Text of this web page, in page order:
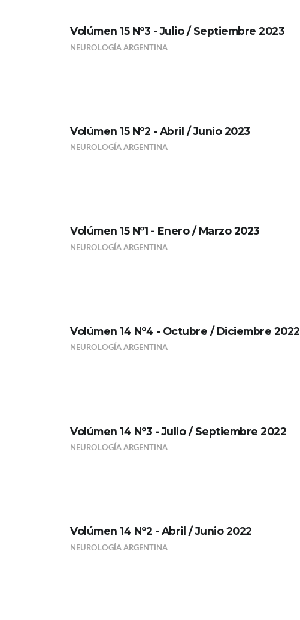
Volúmen 15 Nº3 - Julio / Septiembre 2023
NEUROLOGÍA ARGENTINA
Volúmen 15 Nº2 - Abril / Junio 2023
NEUROLOGÍA ARGENTINA
Volúmen 15 Nº1 - Enero / Marzo 2023
NEUROLOGÍA ARGENTINA
Volúmen 14 Nº4 - Octubre / Diciembre 2022
NEUROLOGÍA ARGENTINA
Volúmen 14 Nº3 - Julio / Septiembre 2022
NEUROLOGÍA ARGENTINA
Volúmen 14 Nº2 - Abril / Junio 2022
NEUROLOGÍA ARGENTINA